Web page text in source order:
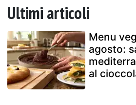
Ultimi articoli
Menu
agosto:
al